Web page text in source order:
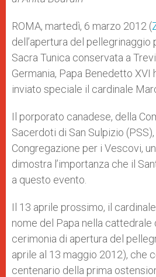
p e k
ROMA, martedì, 6 marzo 2012 (
dell’apertura del pellegrinaggio
Sacra Tunica conservata a
Germania, Papa Benedetto XVI
inviato speciale il cardinale
Il porporato canadese, della
Sacerdoti di San Sulpizio
Congregazione per i Vescovi,
dimostra l’importanza che il
a questo evento.
Il 13 aprile prossimo, il
nome del Papa nella cattedrale
cerimonia di apertura del
aprile al 13 maggio 2012), che
centenario della prima